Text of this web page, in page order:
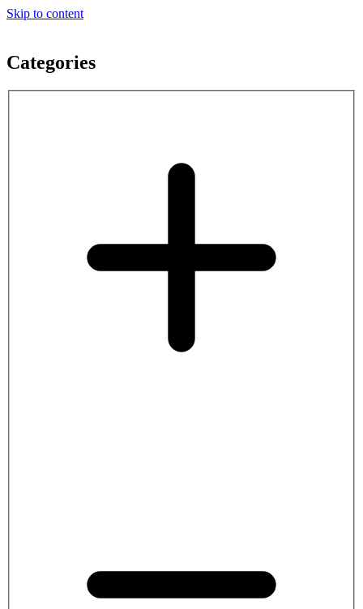
Skip to content
Categories